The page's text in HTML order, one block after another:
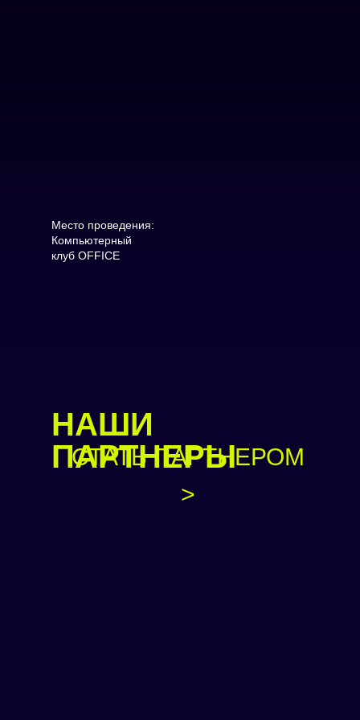
Место проведения:
Компьютерный
клуб OFFICE
СТАТЬ ПАРТНЕРОМ
>
НАШИ
ПАРТНЕРЫ